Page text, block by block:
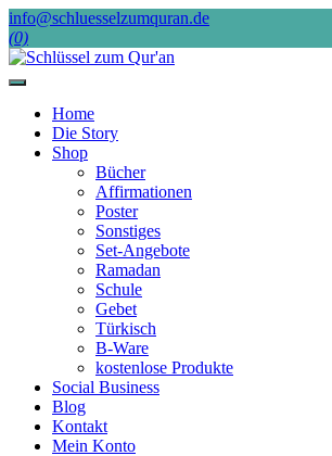
Skip
to
content
info@schluesselzumquran.de
(0)
Home
Die Story
Shop
Bücher
Affirmationen
Poster
Sonstiges
Set-Angebote
Ramadan
Schule
Gebet
Türkisch
B-Ware
kostenlose Produkte
Social Business
Blog
Kontakt
Mein Konto